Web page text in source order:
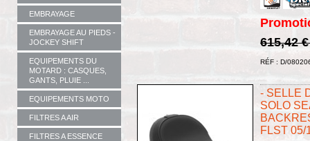
EMBRAYAGE
EMBRAYAGE AU PIEDS -
JOCKEY SHIFT
EQUIPEMENTS DU
MOTARD : CASQUES,
GANTS, PLUIE ...
EQUIPEMENTS MOTO
FILTRES A AIR
FILTRES A ESSENCE
615,42
RÉF : D/
- SELLE
SOLO
FLST 05/